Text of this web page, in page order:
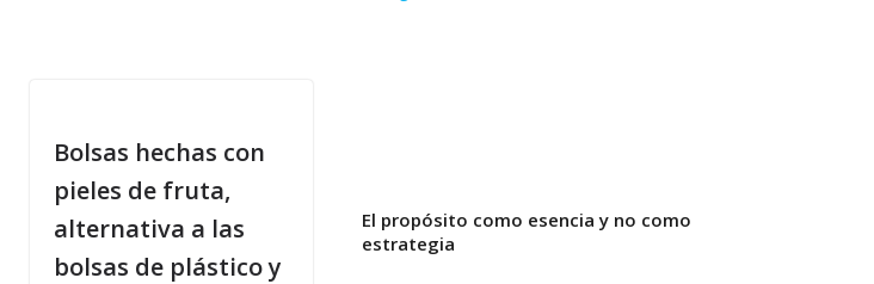
Bolsas hechas con
pieles de fruta,
alternativa a las
bolsas de plástico y
El propósito como esencia y no como
estrategia